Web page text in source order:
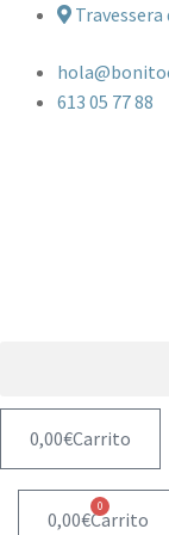
Travessera
613 05 77 88
0,00€Carrito
0,00€
0
Carrito